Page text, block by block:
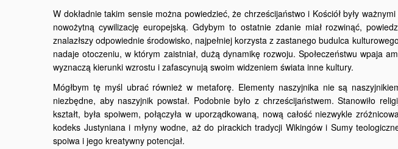
W dokładnie takim sensie można powiedzieć, że chrześcijaństwo i Kościół były
nowożytną cywilizację europejską. Gdybym to ostatnie zdanie miał rozwinąć,
znalazłszy odpowiednie środowisko, najpełniej korzysta z zastanego budulca
nadaje otoczeniu, w którym zaistniał, dużą dynamikę rozwoju. Społeczeństwu wpaja
wyznaczą kierunki wzrostu i zafascynują swoim widzeniem świata inne kultury.
Mógłbym tę myśl ubrać również w metaforę. Elementy naszyjnika nie są
niezbędne, aby naszyjnik powstał. Podobnie było z chrześcijaństwem. Stanowiło
kształt, była spoiwem, połączyła w uporządkowaną, nową całość niezwykle
kodeks Justyniana i młyny wodne, aż do pirackich tradycji Wikingów i Sumy
spoiwa i jego kreatywny potencjał.